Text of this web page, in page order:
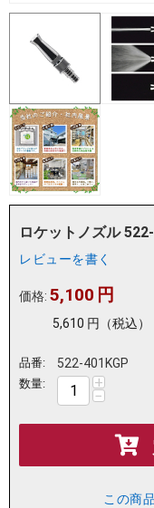
ロケットノズル
レビューを書く
価格: 5,100 円
5,610 円 （税込）
品番: 522-401KGP
数量: +
−
この商